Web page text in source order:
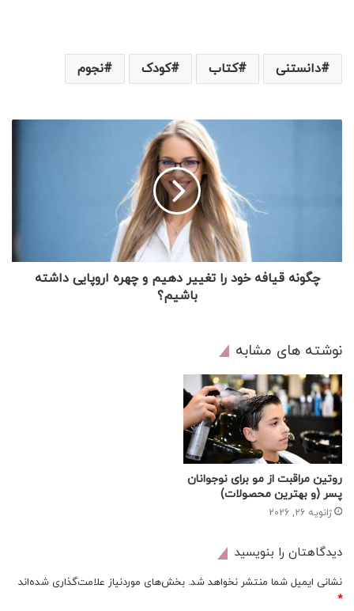
دانستنی کتاب کودک نجوم
چگونه قیافه خود را تغییر دهیم و چهره اروپایی داشته
باشیم؟
نوشته های مشابه
روتین مراقبت از مو برای نوجوانان
پسر (و بهترین محصولات)
ژانویه 26, 2026
دیدگاهتان را بنویسید
نشانی ایمیل شما منتشر نخواهد شد. بخش‌های موردنیاز علامت‌گذاری شده‌اند
*